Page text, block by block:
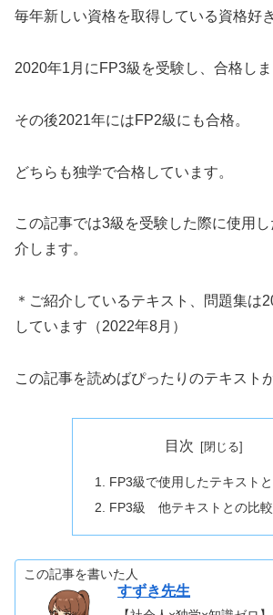
毎年新しい資格を取得している資格好
2020年1月にFP3級を受験し、合格しま
その後2021年にはFP2級にも合格。
どちらも独学で合格しています。
この記事では3級を受験した際に使用
介します。
＊ご紹介しているテキスト、問題集は
しています（2022年8月）
この記事を読めばぴったりのテキスト
目次
FP3級で使用したテキスト
FP3級 他テキストとの比較
この記事を書いた人
すずき先生